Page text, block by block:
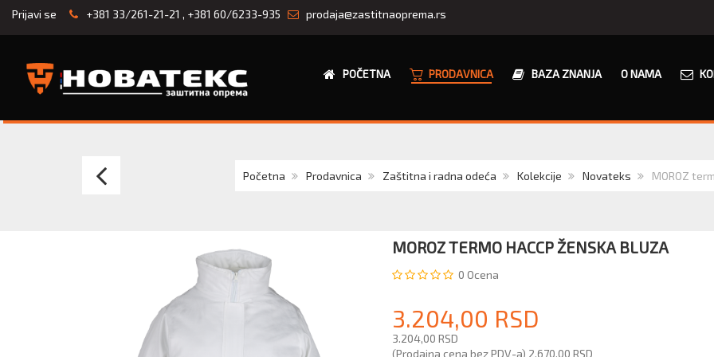
Prijavi se +381 33/261-21-21 , +381 60/6233-935 prodaja@zastitnaoprema.rs
POČETNA PRODAVNICA BAZA ZNANJA O NAMA
Početna Prodavnica Zaštitna i radna odeća Kolekcije Novateks MOROZ
ISKRA
polukombinezon
MOROZ TERMO HACCP ŽENSKA BLUZA
0 Ocena
3.204,00 RSD
3.204,00 RSD
(Prodajna cena bez PDV-a) 2.670,00 RSD